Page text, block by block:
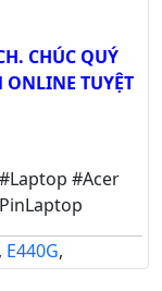
CHÚC QUÝ
TUYỆT
#Acer
, E440G,